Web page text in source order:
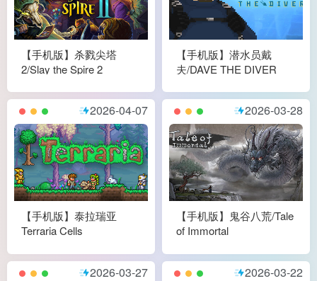
【手机版】杀戮尖塔
2/Slay the Spire 2
【手机版】潜水员戴
夫/DAVE THE DIVER
2026-04-07
【手机版】泰拉瑞亚
Terraria Cells
2026-03-28
【手机版】鬼谷八荒/Tale
of Immortal
2026-03-27 2026-03-22